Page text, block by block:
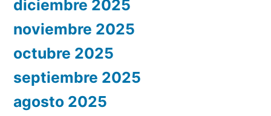
diciembre 2025
noviembre 2025
octubre 2025
septiembre 2025
agosto 2025